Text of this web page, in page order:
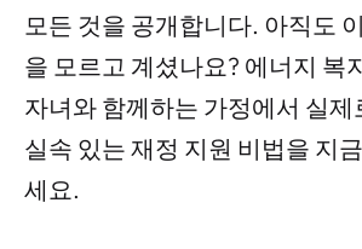
모든 것을 공개합니다. 아직도
을 모르고 계셨나요? 에너지 복
자녀와 함께하는 가정에서 실제
실속 있는 재정 지원 비법을 지
세요.